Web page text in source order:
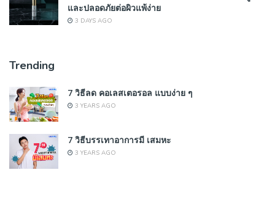
และปลอดภัยต่อผิวแพ้ง่าย
3 DAYS AGO
Trending
7 วิธีลด คอเลสเตอรอล แบบง่าย ๆ
3 YEARS AGO
7 วิธีบรรเทาอาการมี เสมหะ
3 YEARS AGO